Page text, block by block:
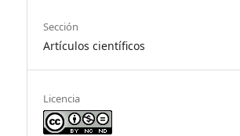
Sección
Artículos científicos
Licencia